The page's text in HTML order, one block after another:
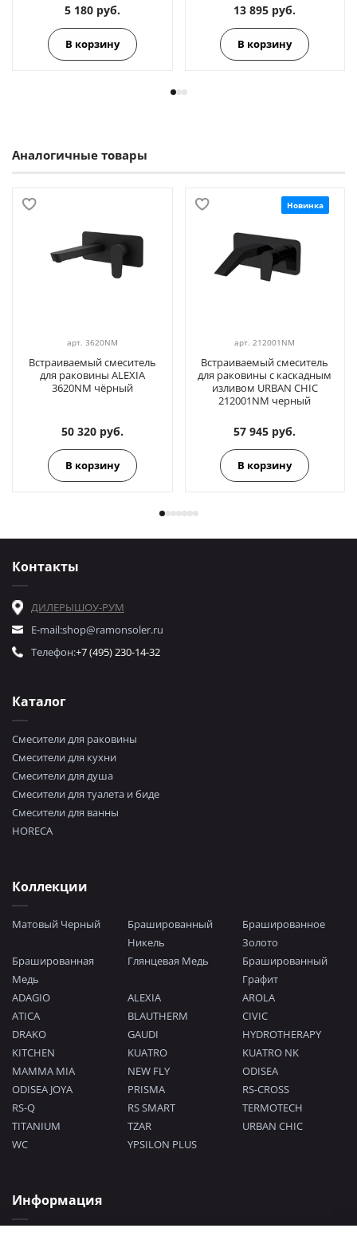
5 180 руб.
В корзину
13 895 руб.
В корзину
Аналогичные товары
арт. 3620NM
Встраиваемый смеситель
для раковины ALEXIA
3620NM чёрный
50 320 руб.
В корзину
Новинка
арт.212001NM
Встраиваемый смеситель
для раковины с каскадным
изливом URBAN CHIC
212001NM черный
57 945 руб.
В корзину
Каталог
Смесители для раковины
Смесители для кухни
Смесители для душа
Смесители для туалета и биде
Смесители для ванны
HORECA
Коллекции
Матовый Черный
Брашированный
Никель
Брашированное
Золото
Брашированная
Медь
Глянцевая Медь
Брашированный
Графит
ADAGIO
ALEXIA
AROLA
ATICA
BLAUTHERM
CIVIC
DRAKO
GAUDI
HYDROTHERAPY
KITCHEN
KUATRO
KUATRO NK
MAMMA MIA
NEW FLY
ODISEA
ODISEA JOYA
PRISMA
RS-CROSS
RS-Q
RS SMART
TERMOTECH
TITANIUM
TZAR
URBAN CHIC
WC
YPSILON PLUS
Информация
Контакты
ДИЛЕРЫШОУ-РУМ
E-mail:shop@ramonsoler.ru
Телефон:+7 (495) 230-14-32